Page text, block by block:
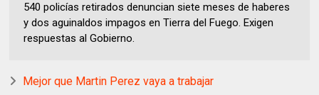
540 policías retirados denuncian siete meses de haberes
y dos aguinaldos impagos en Tierra del Fuego. Exigen
respuestas al Gobierno.
Mejor que Martin Perez vaya a trabajar